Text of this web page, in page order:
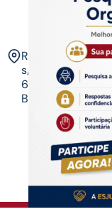
Rua Tribunal de
s/n. Via Verde.
69.915-631 – Rio
Branco-AC.​